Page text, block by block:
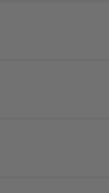
et de l'humidité.
shichimi de
saumurée,